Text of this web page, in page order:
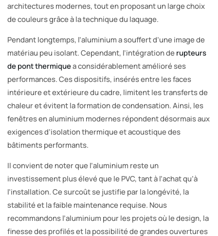
architectures modernes, tout en proposant un large choix
de couleurs grâce à la technique du laquage.
Pendant longtemps, l’aluminium a souffert d’une image de
matériau peu isolant. Cependant, l’intégration derupteurs
de pont thermiquea considérablement amélioré ses
performances. Ces dispositifs, insérés entre les faces
intérieure et extérieure du cadre, limitent les transferts de
chaleur et évitent la formation de condensation. Ainsi, les
fenêtres en aluminium modernes répondent désormais aux
exigences d’isolation thermique et acoustique des
bâtiments performants.
Il convient de noter que l’aluminium reste un
investissement plus élevé que le PVC, tant à l’achat qu’à
l’installation. Ce surcoût se justifie par la longévité, la
stabilité et la faible maintenance requise. Nous
recommandons l’aluminium pour les projets où le design, la
finesse des profilés et la possibilité de grandes ouvertures